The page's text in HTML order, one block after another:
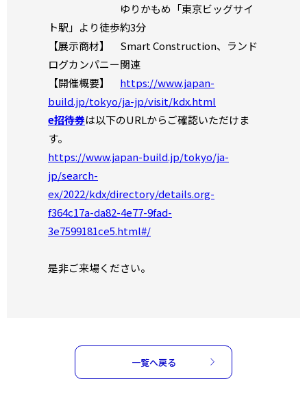
ゆりかもめ「東京ビッグサイ
ト駅」より徒歩約3分
【展示商材】 Smart Construction、ランド
ログカンパニー関連
【開催概要】 https://www.japan-
build.jp/tokyo/ja-jp/visit/kdx.html
e招待券は以下のURLからご確認いただけま
す。
https://www.japan-build.jp/tokyo/ja-
jp/search-
ex/2022/kdx/directory/details.org-
f364c17a-da82-4e77-9fad-
3e7599181ce5.html#/
是非ご来場ください。
一覧へ戻る